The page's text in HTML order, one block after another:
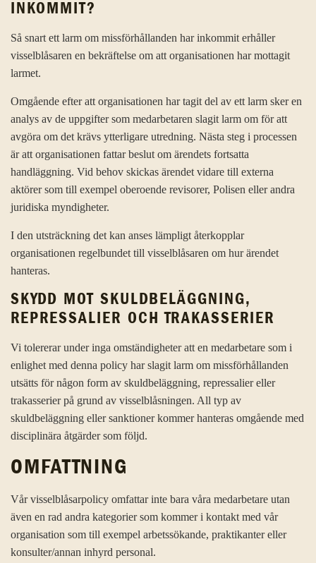
INKOMMIT?
Så snart ett larm om missförhållanden har inkommit erhåller
visselblåsaren en bekräftelse om att organisationen har mottagit
larmet.
Omgående efter att organisationen har tagit del av ett larm sker en
analys av de uppgifter som medarbetaren slagit larm om för att
avgöra om det krävs ytterligare utredning. Nästa steg i processen
är att organisationen fattar beslut om ärendets fortsatta
handläggning. Vid behov skickas ärendet vidare till externa
aktörer som till exempel oberoende revisorer, Polisen eller andra
juridiska myndigheter.
I den utsträckning det kan anses lämpligt återkopplar
organisationen regelbundet till visselblåsaren om hur ärendet
hanteras.
SKYDD MOT SKULDBELÄGGNING,
REPRESSALIER OCH TRAKASSERIER
Vi tolererar under inga omständigheter att en medarbetare som i
enlighet med denna policy har slagit larm om missförhållanden
utsätts för någon form av skuldbeläggning, repressalier eller
trakasserier på grund av visselblåsningen. All typ av
skuldbeläggning eller sanktioner kommer hanteras omgående med
disciplinära åtgärder som följd.
OMFATTNING
Vår visselblåsarpolicy omfattar inte bara våra medarbetare utan
även en rad andra kategorier som kommer i kontakt med vår
organisation som till exempel arbetssökande, praktikanter eller
konsulter/annan inhyrd personal.